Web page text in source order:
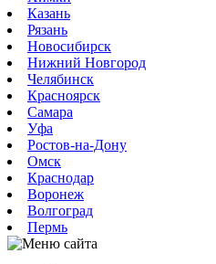
Казань
Рязань
Новосибирск
Нижний Новгород
Челябинск
Красноярск
Самара
Уфа
Ростов-на-Дону
Омск
Краснодар
Воронеж
Волгоград
Пермь